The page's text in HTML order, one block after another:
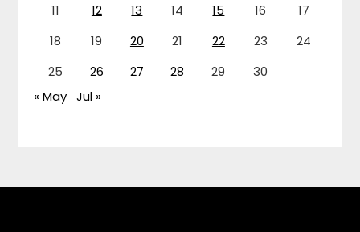
11
12 13 14 15 16
17
18
19 20 21 22 23
24
25
26 27 28 29
30
« May Jul »